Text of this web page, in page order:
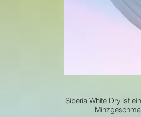
Siberia White Dry ist